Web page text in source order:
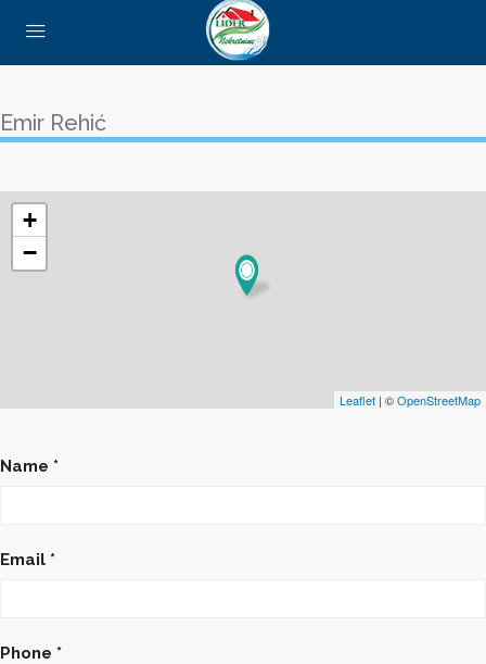
Emir Rehić
+
−
Leaflet | ©OpenStreetMap
Name *
Email *
Phone *